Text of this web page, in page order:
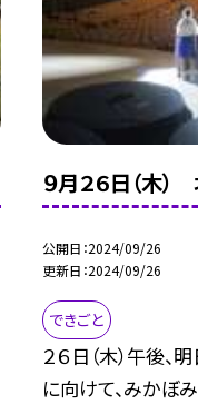
９月２６日（木
公開日 2024/09/26
更新日 2024/09/26
できごと
２６日（木）午後
に向けて、みかぼ